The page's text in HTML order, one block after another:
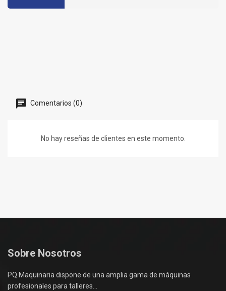
Comentarios (0)
No hay reseñas de clientes en este momento.
Sobre Nosotros
PQ Maquinaria dispone de una amplia gama de máquinas
profesionales para talleres...